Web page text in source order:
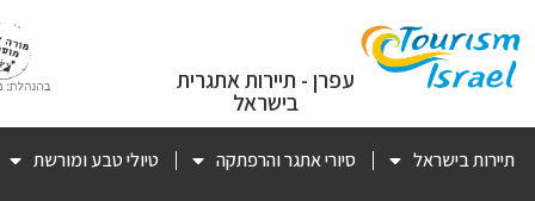
עפרן - תיירות אתגרית
בישראל
תיירות בישראל סיורי אתגר והרפתקה טיולי טבע ומורשת